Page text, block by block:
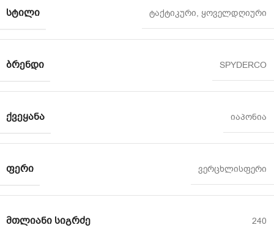
ᲡᲢᲘᲚᲘ ტაქტიკური, ყოველდღიური
ᲑᲠᲔᲜᲓᲘ SPYDERCO
ᲥᲕᲔᲧᲐᲜᲐ იაპონია
ᲤᲔᲠᲘ ვერცხლისფერი
ᲛᲗᲚᲘᲐᲜᲘ ᲡᲘᲒᲠᲫᲔ 240